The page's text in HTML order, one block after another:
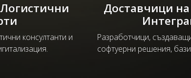
консултанти и
Доставчици
Разработчици,
софтуерни решения,